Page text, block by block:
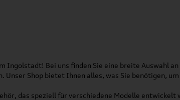
Ingolstadt! Bei uns finden Sie eine breite Auswahl
Shop bietet Ihnen alles, was Sie benötigen,
das speziell für verschiedene Modelle